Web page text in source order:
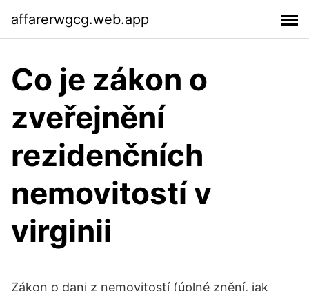
affarerwgcg.web.app
Co je zákon o
zveřejnění
rezidenčních
nemovitostí v
virginii
Zákon o dani z nemovitostí (úplné znění, jak